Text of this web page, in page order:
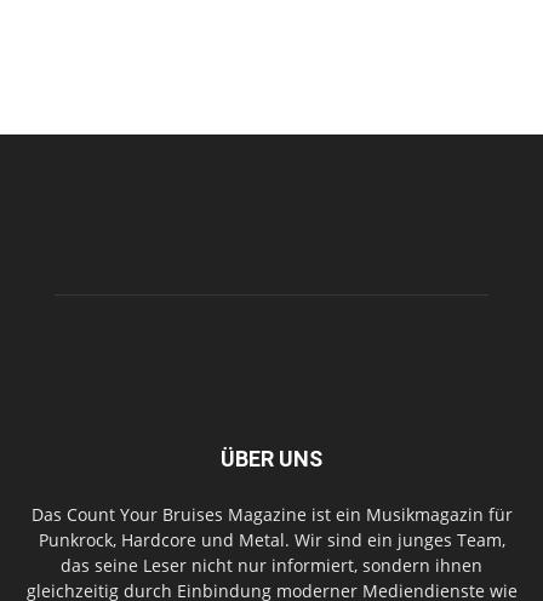
ÜBER UNS
Das Count Your Bruises Magazine ist ein Musikmagazin für
Punkrock, Hardcore und Metal. Wir sind ein junges Team,
das seine Leser nicht nur informiert, sondern ihnen
gleichzeitig durch Einbindung moderner Mediendienste wie